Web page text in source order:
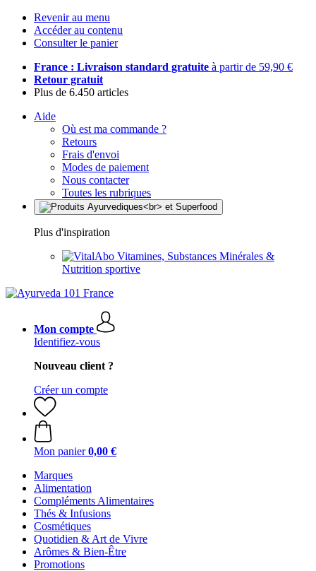
Revenir au menu
Accéder au contenu
Consulter le panier
France : Livraison standard gratuite à partir de 59,90 €
Retour gratuit
Plus de 6.450 articles
Aide
Où est ma commande ?
Retours
Frais d'envoi
Modes de paiement
Nous contacter
Toutes les rubriques
Plus d'inspiration
Vitamines, Substances Minérales &
Nutrition sportive
Mon compte
Identifiez-vous
Nouveau client ?
Créer un compte
Mon panier 0,00 €
Marques
Alimentation
Compléments Alimentaires
Thés & Infusions
Cosmétiques
Quotidien & Art de Vivre
Arômes & Bien-Être
Promotions